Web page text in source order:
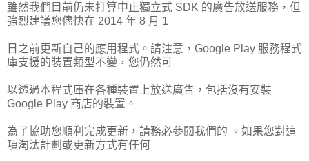
雖然我們目前仍未打算中止獨立式 SDK 的廣告放送服務，但
強烈建議您儘快在 2014 年 8 月 1
日之前更新自己的應用程式。請注意，Google Play 服務程式
庫支援的裝置類型不變，您仍然可
以透過本程式庫在各種裝置上放送廣告，包括沒有安裝
Google Play 商店的裝置。
為了協助您順利完成更新，請務必參閱我們的 。如果您對這
項淘汰計劃或更新方式有任何